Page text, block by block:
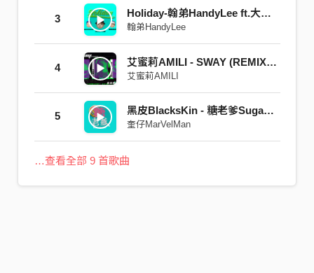
3 Holiday-翰弟HandyLee ft.大邁BigMac & 奎仔MarvelMan
翰弟HandyLee
4 艾蜜莉AMILI - SWAY (REMIX) feat.翰弟HandyLee 奎仔MarvelMan
艾蜜莉AMILI
5 黑皮BlacksKin - 糖老爹SugarDaddy
奎仔MarVelMan
…查看全部 9 首歌曲